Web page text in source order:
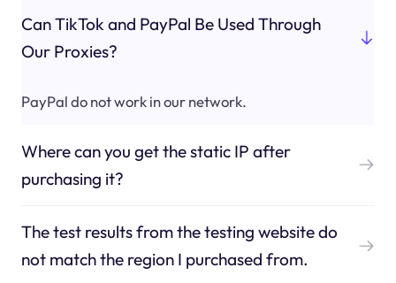
Can TikTok and PayPal Be Used Through
Our Proxies?
PayPal do not work in our network.
Where can you get the static IP after
purchasing it?
The test results from the testing website do
not match the region I purchased from.